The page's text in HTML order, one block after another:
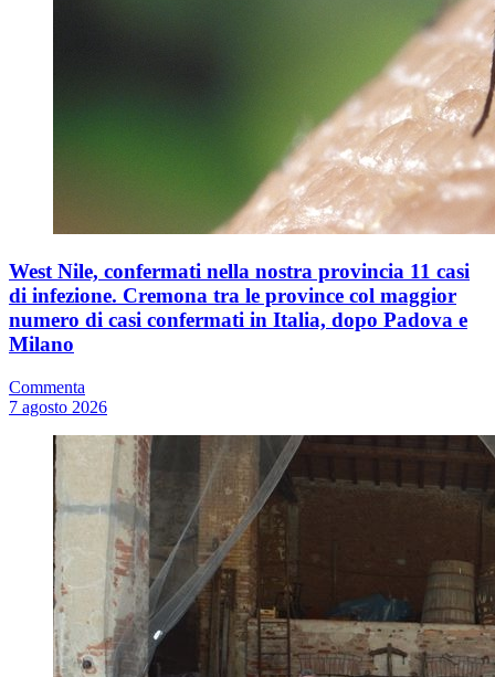
West Nile, confermati nella nostra provincia 11 casi
di infezione. Cremona tra le province col maggior
numero di casi confermati in Italia, dopo Padova e
Milano
Commenta
7 agosto 2026